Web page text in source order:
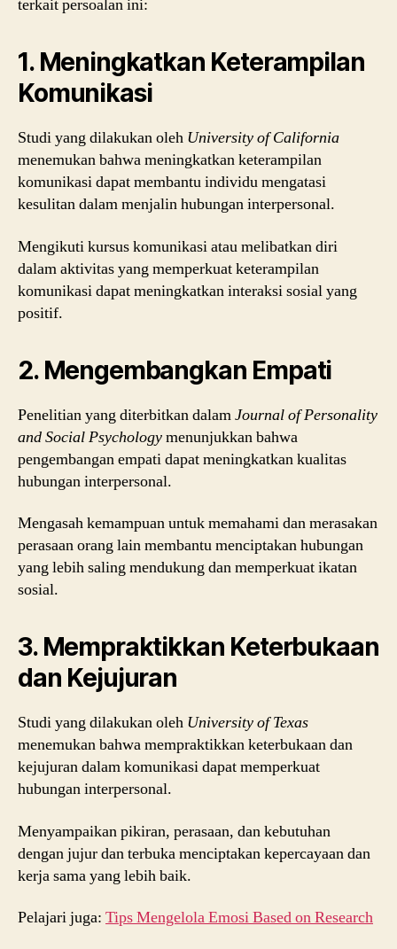
terkait persoalan ini:
1. Meningkatkan Keterampilan
Komunikasi
Studi yang dilakukan oleh University of California
menemukan bahwa meningkatkan keterampilan
komunikasi dapat membantu individu mengatasi
kesulitan dalam menjalin hubungan interpersonal.
Mengikuti kursus komunikasi atau melibatkan diri
dalam aktivitas yang memperkuat keterampilan
komunikasi dapat meningkatkan interaksi sosial yang
positif.
2. Mengembangkan Empati
Penelitian yang diterbitkan dalamJournal of Personality
and Social Psychologymenunjukkan bahwa
pengembangan empati dapat meningkatkan kualitas
hubungan interpersonal.
Mengasah kemampuan untuk memahami dan merasakan
perasaan orang lain membantu menciptakan hubungan
yang lebih saling mendukung dan memperkuat ikatan
sosial.
3. Mempraktikkan Keterbukaan
dan Kejujuran
Studi yang dilakukan oleh University of Texas
menemukan bahwa mempraktikkan keterbukaan dan
kejujuran dalam komunikasi dapat memperkuat
hubungan interpersonal.
Menyampaikan pikiran, perasaan, dan kebutuhan
dengan jujur ​​dan terbuka menciptakan kepercayaan dan
kerja sama yang lebih baik.
Pelajari juga: Tips Mengelola Emosi Based on Research